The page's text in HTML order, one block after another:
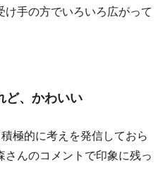
手の方でいろいろ広がって
ど、かわいい
極的に考えを発信しておら
んのコメントで印象に残っ